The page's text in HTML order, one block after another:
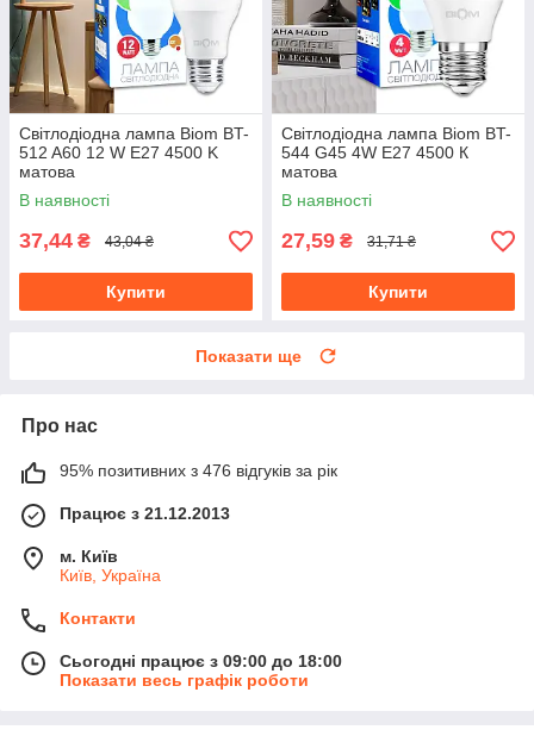
Світлодіодна лампа Biom BT-
512 A60 12 W E27 4500 K
матова
В наявності
37,44 ₴ 43,04 ₴
Купити
Світлодіодна лампа Biom BT-
544 G45 4W E27 4500 К
матова
В наявності
27,59 ₴ 31,71 ₴
Купити
Показати ще
Про нас
95% позитивних з 476 відгуків за рік
Працює з 21.12.2013
м. Київ
Київ, Україна
Контакти
Сьогодні працює з 09:00 до 18:00
Показати весь графік роботи